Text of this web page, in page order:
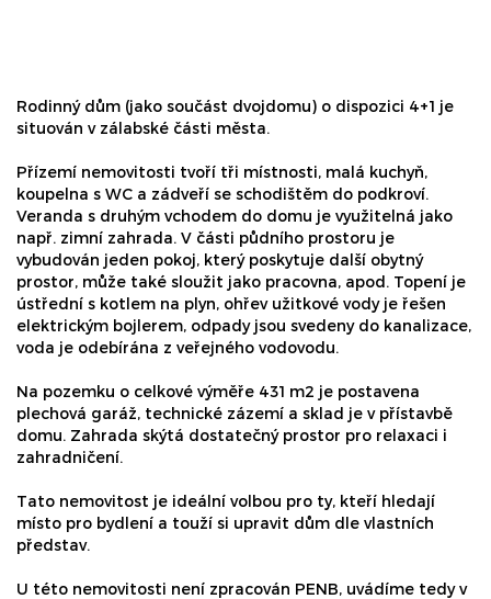
Rodinný dům (jako součást dvojdomu) o dispozici 4+1 je
situován v zálabské části města.
Přízemí nemovitosti tvoří tři místnosti, malá kuchyň,
koupelna s WC a zádveří se schodištěm do podkroví.
Veranda s druhým vchodem do domu je využitelná jako
např. zimní zahrada. V části půdního prostoru je
vybudován jeden pokoj, který poskytuje další obytný
prostor, může také sloužit jako pracovna, apod. Topení je
ústřední s kotlem na plyn, ohřev užitkové vody je řešen
elektrickým bojlerem, odpady jsou svedeny do kanalizace,
voda je odebírána z veřejného vodovodu.
Na pozemku o celkové výměře 431 m2 je postavena
plechová garáž, technické zázemí a sklad je v přístavbě
domu. Zahrada skýtá dostatečný prostor pro relaxaci i
zahradničení.
Tato nemovitost je ideální volbou pro ty, kteří hledají
místo pro bydlení a touží si upravit dům dle vlastních
představ.
U této nemovitosti není zpracován PENB, uvádíme tedy v